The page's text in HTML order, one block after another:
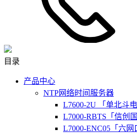
目录
产品中心
NTP网络时间服务器
L7600-2U 「单北斗
L7000-RBTS「信创
L7000-ENC05「六网